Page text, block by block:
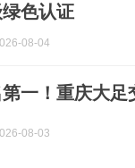
色认证
08-04
一！重庆大足
08-03